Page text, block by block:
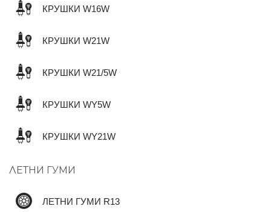
КРУШКИ W16W
КРУШКИ W21W
КРУШКИ W21/5W
КРУШКИ WY5W
КРУШКИ WY21W
ЛЕТНИ ГУМИ
ЛЕТНИ ГУМИ R13